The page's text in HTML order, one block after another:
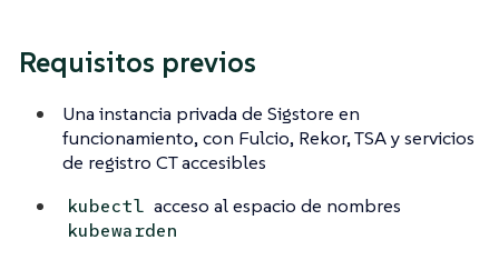
Requisitos previos
Una instancia privada de Sigstore en
funcionamiento, con Fulcio, Rekor, TSA y servicios
de registro CT accesibles
kubectl acceso al espacio de nombres
kubewarden